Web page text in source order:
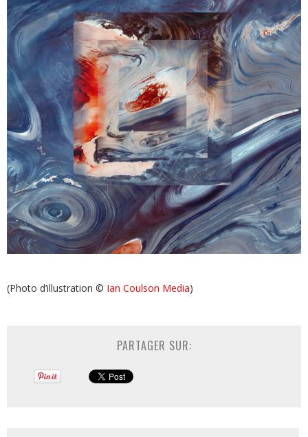
(Photo d’illustration © Ian Coulson Media)
PARTAGER SUR: